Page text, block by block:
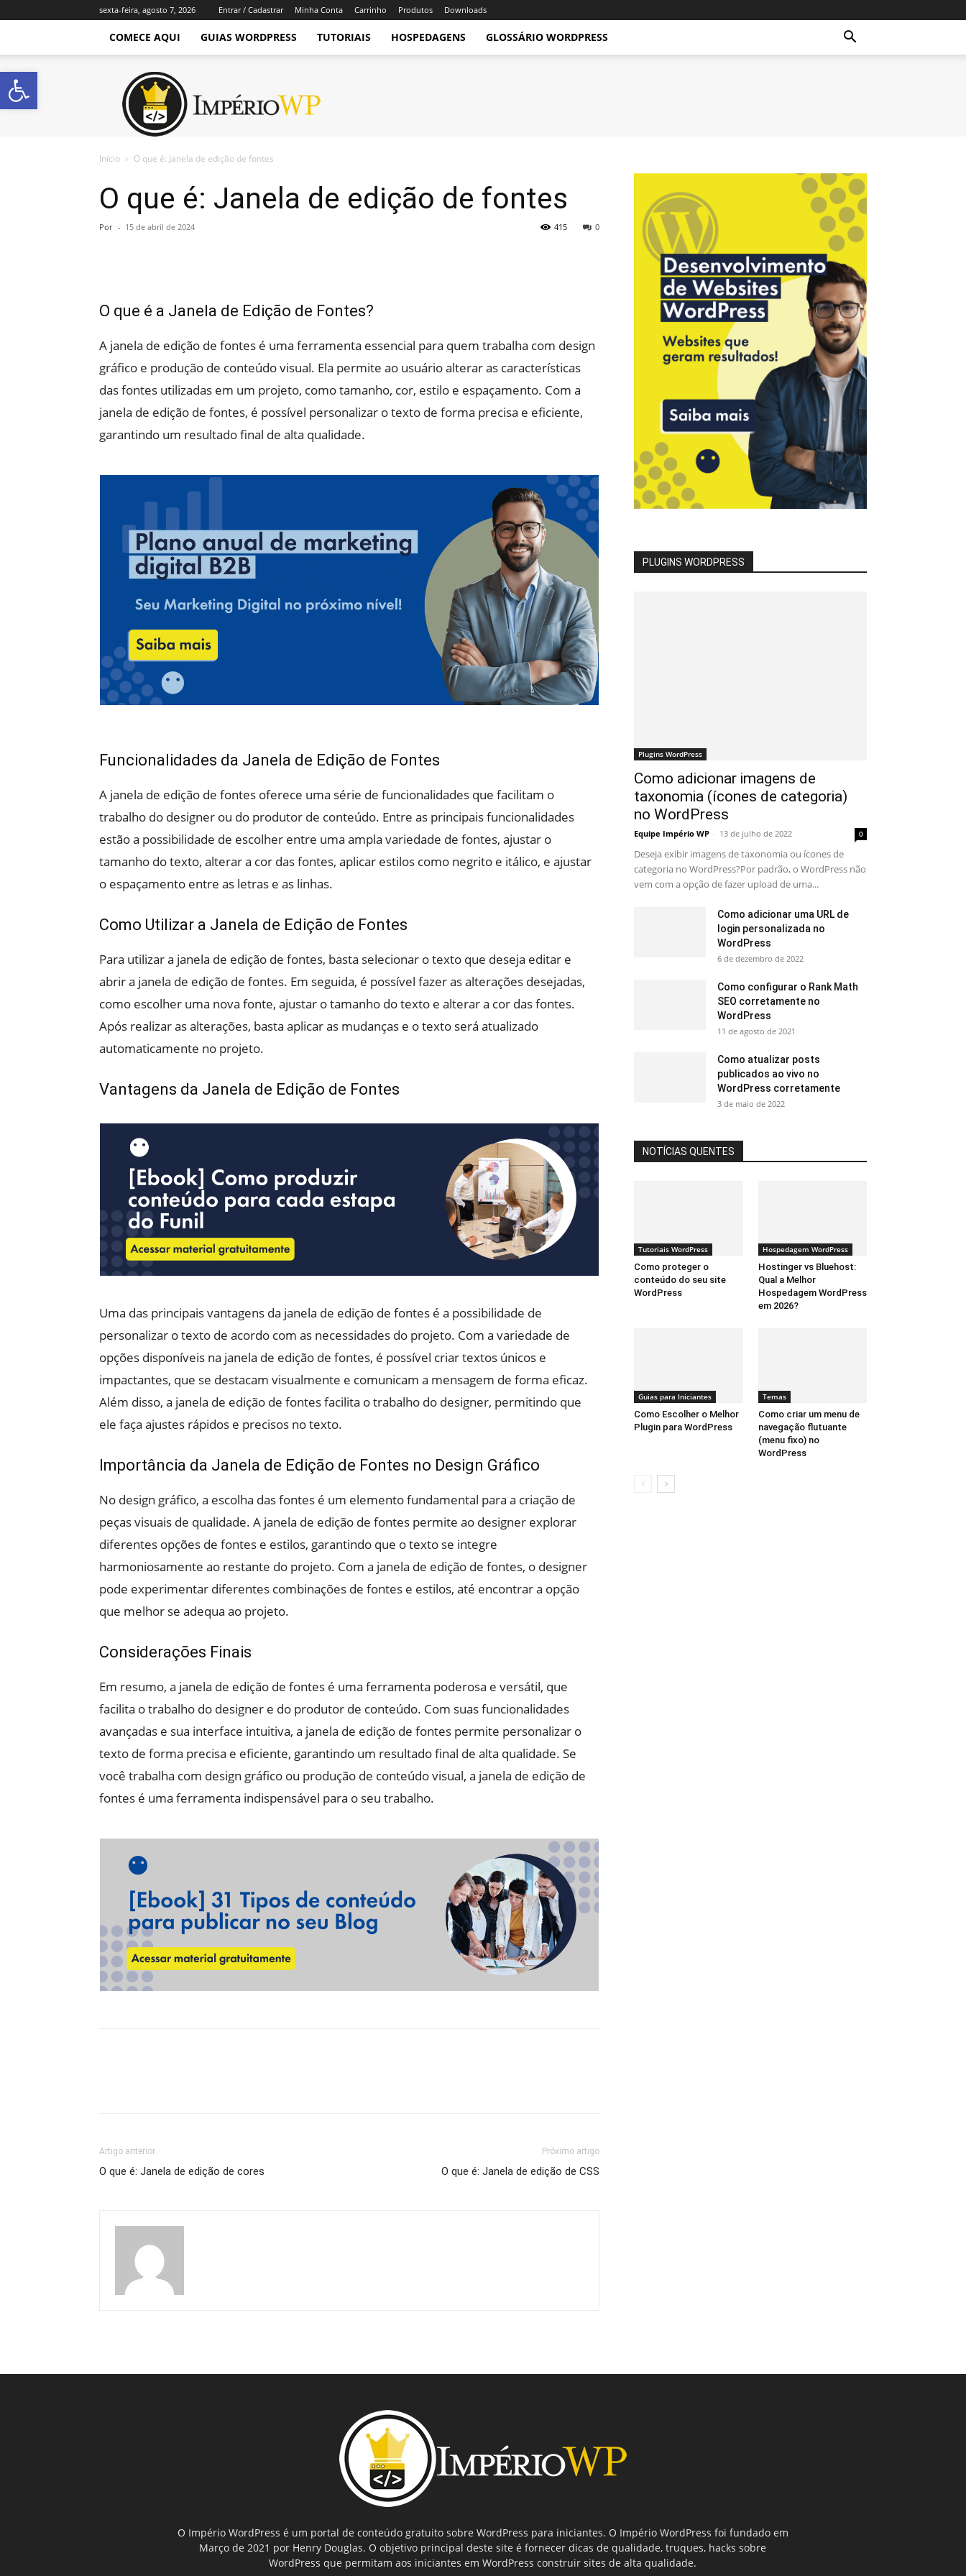
sexta-feira, agosto 7, 2026 Entrar / Cadastrar Minha Conta Carrinho Produtos Downloads
COMECE AQUI GUIAS WORDPRESS TUTORIAIS HOSPEDAGENS GLOSSÁRIO WORDPRESS
Império
WordPress
Início O que é: Janela de edição de fontes
O que é: Janela de edição de fontes
Por - 15 de abril de 2024 0
415
O que é a Janela de Edição de Fontes?
A janela de edição de fontes é uma ferramenta essencial para quem trabalha com design
gráfico e produção de conteúdo visual. Ela permite ao usuário alterar as características
das fontes utilizadas em um projeto, como tamanho, cor, estilo e espaçamento. Com a
janela de edição de fontes, é possível personalizar o texto de forma precisa e eficiente,
garantindo um resultado final de alta qualidade.
Funcionalidades da Janela de Edição de Fontes
A janela de edição de fontes oferece uma série de funcionalidades que facilitam o
trabalho do designer ou do produtor de conteúdo. Entre as principais funcionalidades
estão a possibilidade de escolher entre uma ampla variedade de fontes, ajustar o
tamanho do texto, alterar a cor das fontes, aplicar estilos como negrito e itálico, e ajustar
o espaçamento entre as letras e as linhas.
Como Utilizar a Janela de Edição de Fontes
Para utilizar a janela de edição de fontes, basta selecionar o texto que deseja editar e
abrir a janela de edição de fontes. Em seguida, é possível fazer as alterações desejadas,
como escolher uma nova fonte, ajustar o tamanho do texto e alterar a cor das fontes.
Após realizar as alterações, basta aplicar as mudanças e o texto será atualizado
automaticamente no projeto.
Vantagens da Janela de Edição de Fontes
Uma das principais vantagens da janela de edição de fontes é a possibilidade de
personalizar o texto de acordo com as necessidades do projeto. Com a variedade de
opções disponíveis na janela de edição de fontes, é possível criar textos únicos e
impactantes, que se destacam visualmente e comunicam a mensagem de forma eficaz.
Além disso, a janela de edição de fontes facilita o trabalho do designer, permitindo que
ele faça ajustes rápidos e precisos no texto.
Importância da Janela de Edição de Fontes no Design Gráfico
No design gráfico, a escolha das fontes é um elemento fundamental para a criação de
peças visuais de qualidade. A janela de edição de fontes permite ao designer explorar
diferentes opções de fontes e estilos, garantindo que o texto se integre
harmoniosamente ao restante do projeto. Com a janela de edição de fontes, o designer
pode experimentar diferentes combinações de fontes e estilos, até encontrar a opção
que melhor se adequa ao projeto.
Considerações Finais
Em resumo, a janela de edição de fontes é uma ferramenta poderosa e versátil, que
facilita o trabalho do designer e do produtor de conteúdo. Com suas funcionalidades
avançadas e sua interface intuitiva, a janela de edição de fontes permite personalizar o
texto de forma precisa e eficiente, garantindo um resultado final de alta qualidade. Se
você trabalha com design gráfico ou produção de conteúdo visual, a janela de edição de
fontes é uma ferramenta indispensável para o seu trabalho.
Artigo anterior
O que é: Janela de edição de cores
Próximo artigo
O que é: Janela de edição de CSS
PLUGINS WORDPRESS
Plugins WordPress
Como adicionar imagens de
taxonomia (ícones de categoria)
no WordPress
Equipe Império WP - 13 de julho de 2022 0
Deseja exibir imagens de taxonomia ou ícones de
categoria no WordPress?Por padrão, o WordPress não
vem com a opção de fazer upload de uma...
Como adicionar uma URL de
login personalizada no
WordPress
6 de dezembro de 2022
Como configurar o Rank Math
SEO corretamente no
WordPress
11 de agosto de 2021
Como atualizar posts
publicados ao vivo no
WordPress corretamente
3 de maio de 2022
NOTÍCIAS QUENTES
Tutoriais WordPress
Como proteger o
conteúdo do seu site
WordPress
Hospedagem WordPress
Hostinger vs Bluehost:
Qual a Melhor
Hospedagem WordPress
em 2026?
Guias para Iniciantes
Como Escolher o Melhor
Plugin para WordPress
Temas
Como criar um menu de
navegação flutuante
(menu fixo) no
WordPress
O Império WordPress é um portal de conteúdo gratuito sobre WordPress para iniciantes. O Império WordPress foi fundado em
Março de 2021 por Henry Douglas. O objetivo principal deste site é fornecer dicas de qualidade, truques, hacks sobre
WordPress que permitam aos iniciantes em WordPress construir sites de alta qualidade.
Abrir a barra de ferramentas